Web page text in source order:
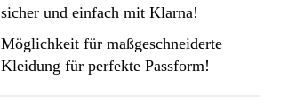
sicher und einfach mit Klarna!
Möglichkeit für maßgeschneiderte
Kleidung für perfekte Passform!